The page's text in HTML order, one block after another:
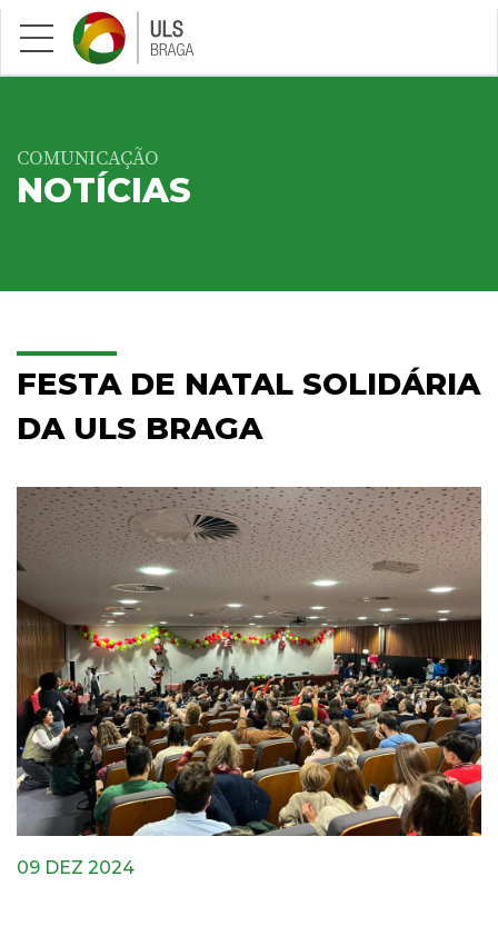
Saltar para conteúdo principal
COMUNICAÇÃO
NOTÍCIAS
FESTA DE NATAL SOLIDÁRIA
DA ULS BRAGA
09 DEZ 2024